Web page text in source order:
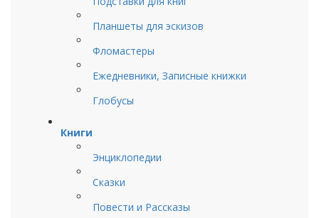
Планшеты для эскизов
Фломастеры
Ежедневники, Записные книжки
Глобусы
Книги
Энциклопедии
Сказки
Повести и Рассказы